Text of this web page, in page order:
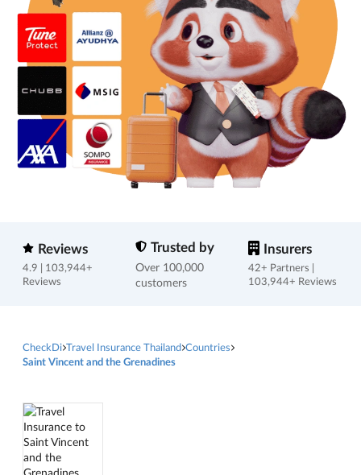
Reviews
4.9 | 103,944+
Reviews
Trusted by
Over 100,000
customers
Insurers
42+ Partners |
103,944+ Reviews
CheckDi Travel Insurance Thailand Countries
Saint Vincent and the Grenadines